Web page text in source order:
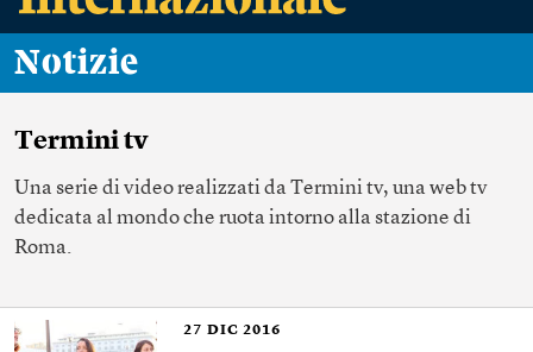
Notizie
Termini tv
Una serie di video realizzati da Termini tv, una web tv
dedicata al mondo che ruota intorno alla stazione di
Roma.
27 DIC 2016